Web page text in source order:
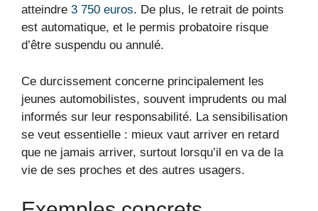
atteindre 3 750 euros. De plus, le retrait de points
est automatique, et le permis probatoire risque
d’être suspendu ou annulé.
Ce durcissement concerne principalement les
jeunes automobilistes, souvent imprudents ou mal
informés sur leur responsabilité. La sensibilisation
se veut essentielle : mieux vaut arriver en retard
que ne jamais arriver, surtout lorsqu’il en va de la
vie de ses proches et des autres usagers.